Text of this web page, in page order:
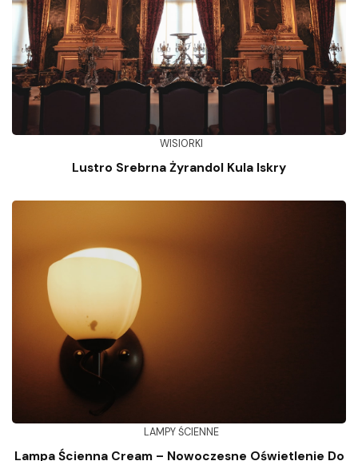
WISIORKI
Lustro Srebrna Żyrandol Kula Iskry
LAMPY ŚCIENNE
Lampa Ścienna Cream – Nowoczesne Oświetlenie Do